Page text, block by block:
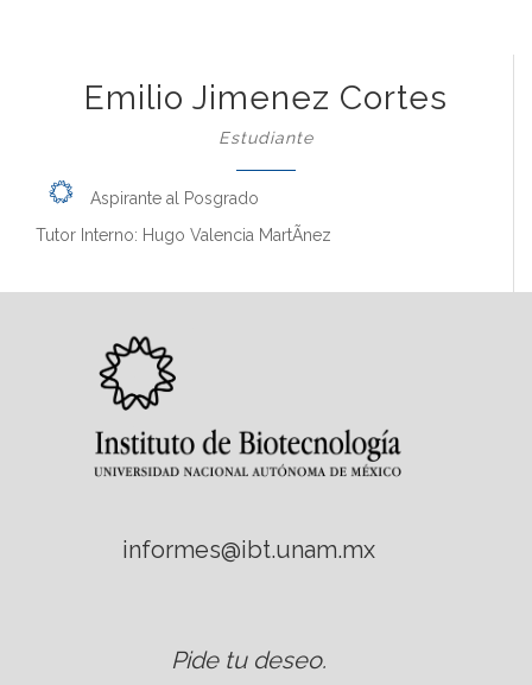
Emilio Jimenez Cortes
Estudiante
Aspirante al Posgrado
Tutor Interno: Hugo Valencia MartÃ­nez
informes@ibt.unam.mx
Pide tu deseo.